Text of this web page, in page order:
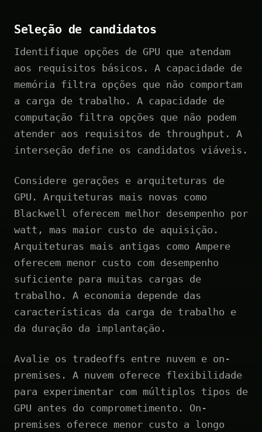
Seleção de candidatos
Identifique opções de GPU que atendam
aos requisitos básicos. A capacidade de
memória filtra opções que não comportam
a carga de trabalho. A capacidade de
computação filtra opções que não podem
atender aos requisitos de throughput. A
interseção define os candidatos viáveis.
Considere gerações e arquiteturas de
GPU. Arquiteturas mais novas como
Blackwell oferecem melhor desempenho por
watt, mas maior custo de aquisição.
Arquiteturas mais antigas como Ampere
oferecem menor custo com desempenho
suficiente para muitas cargas de
trabalho. A economia depende das
características da carga de trabalho e
da duração da implantação.
Avalie os tradeoffs entre nuvem e on-
premises. A nuvem oferece flexibilidade
para experimentar com múltiplos tipos de
GPU antes do comprometimento. On-
premises oferece menor custo a longo